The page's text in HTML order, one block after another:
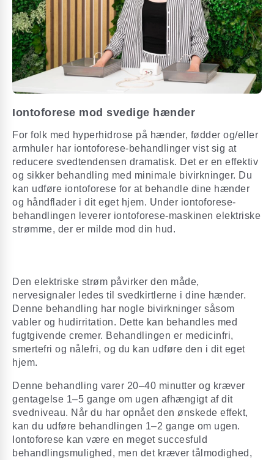
Iontoforese mod svedige hænder
For folk med hyperhidrose på hænder, fødder og/eller
armhuler har iontoforese-behandlinger vist sig at
reducere svedtendensen dramatisk. Det er en effektiv
og sikker behandling med minimale bivirkninger. Du
kan udføre iontoforese for at behandle dine hænder
og håndflader i dit eget hjem. Under iontoforese-
behandlingen leverer iontoforese-maskinen elektriske
strømme, der er milde mod din hud.
Den elektriske strøm påvirker den måde,
nervesignaler ledes til svedkirtlerne i dine hænder.
Denne behandling har nogle bivirkninger såsom
vabler og hudirritation. Dette kan behandles med
fugtgivende cremer. Behandlingen er medicinfri,
smertefri og nålefri, og du kan udføre den i dit eget
hjem.
Denne behandling varer 20–40 minutter og kræver
gentagelse 1–5 gange om ugen afhængigt af dit
svedniveau. Når du har opnået den ønskede effekt,
kan du udføre behandlingen 1–2 gange om ugen.
Iontoforese kan være en meget succesfuld
behandlingsmulighed, men det kræver tålmodighed,